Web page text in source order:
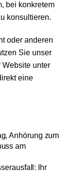
bei konkretem
konsultieren.
oder anderen
Sie unser
Website unter
eine
Anhörung zum
am
Ihr